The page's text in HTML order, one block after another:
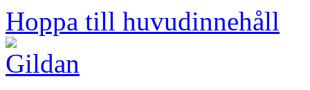
Hoppa till huvudinnehåll